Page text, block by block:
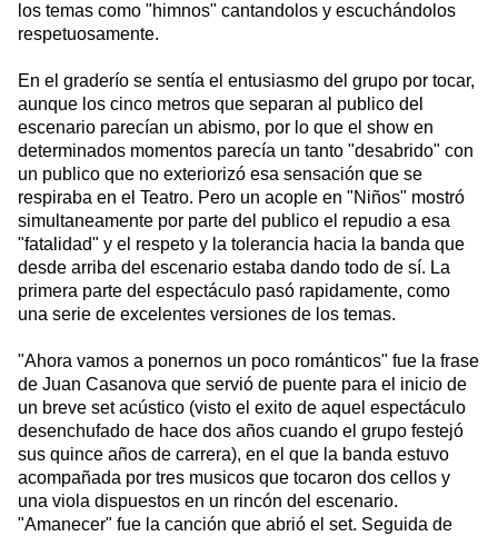
los temas como "himnos" cantandolos y escuchándolos
respetuosamente.
En el graderío se sentía el entusiasmo del grupo por tocar,
aunque los cinco metros que separan al publico del
escenario parecían un abismo, por lo que el show en
determinados momentos parecía un tanto "desabrido" con
un publico que no exteriorizó esa sensación que se
respiraba en el Teatro. Pero un acople en "Niños" mostró
simultaneamente por parte del publico el repudio a esa
"fatalidad" y el respeto y la tolerancia hacia la banda que
desde arriba del escenario estaba dando todo de sí. La
primera parte del espectáculo pasó rapidamente, como
una serie de excelentes versiones de los temas.
"Ahora vamos a ponernos un poco románticos" fue la frase
de Juan Casanova que servió de puente para el inicio de
un breve set acústico (visto el exito de aquel espectáculo
desenchufado de hace dos años cuando el grupo festejó
sus quince años de carrera), en el que la banda estuvo
acompañada por tres musicos que tocaron dos cellos y
una viola dispuestos en un rincón del escenario.
"Amanecer" fue la canción que abrió el set. Seguida de